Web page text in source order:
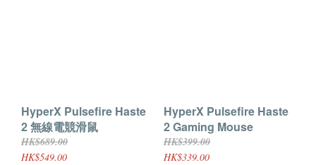
HyperX Pulsefire Haste
2 無線電競滑鼠
HK$689.00
HK$549.00
HyperX Pulsefire Haste
2 Gaming Mouse
HK$399.00
HK$339.00